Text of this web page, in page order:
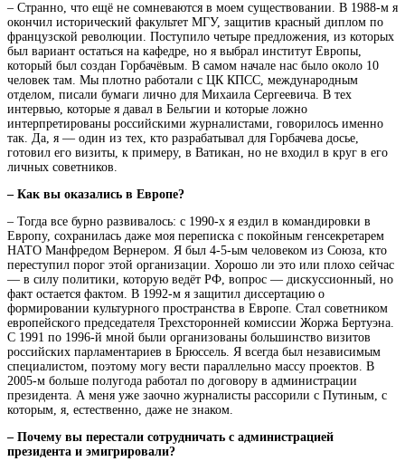
– Странно, что ещё не сомневаются в моем существовании. В 1988-м я
окончил исторический факультет МГУ, защитив красный диплом по
французской революции. Поступило четыре предложения, из которых
был вариант остаться на кафедре, но я выбрал институт Европы,
который был создан Горбачёвым. В самом начале нас было около 10
человек там. Мы плотно работали с ЦК КПСС, международным
отделом, писали бумаги лично для Михаила Сергеевича. В тех
интервью, которые я давал в Бельгии и которые ложно
интерпретированы российскими журналистами, говорилось именно
так. Да, я — один из тех, кто разрабатывал для Горбачева досье,
готовил его визиты, к примеру, в Ватикан, но не входил в круг в его
личных советников.
– Как вы оказались в Европе?
– Тогда все бурно развивалось: с 1990-х я ездил в командировки в
Европу, сохранилась даже моя переписка с покойным генсекретарем
НАТО Манфредом Вернером. Я был 4-5-ым человеком из Союза, кто
переступил порог этой организации. Хорошо ли это или плохо сейчас
— в силу политики, которую ведёт РФ, вопрос — дискуссионный, но
факт остается фактом. В 1992-м я защитил диссертацию о
формировании культурного пространства в Европе. Стал советником
европейского председателя Трехсторонней комиссии Жоржа Бертуэна.
С 1991 по 1996-й мной были организованы большинство визитов
российских парламентариев в Брюссель. Я всегда был независимым
специалистом, поэтому могу вести параллельно массу проектов. В
2005-м больше полугода работал по договору в администрации
президента. А меня уже заочно журналисты рассорили с Путиным, с
которым, я, естественно, даже не знаком.
– Почему вы перестали сотрудничать с администрацией
президента и эмигрировали?